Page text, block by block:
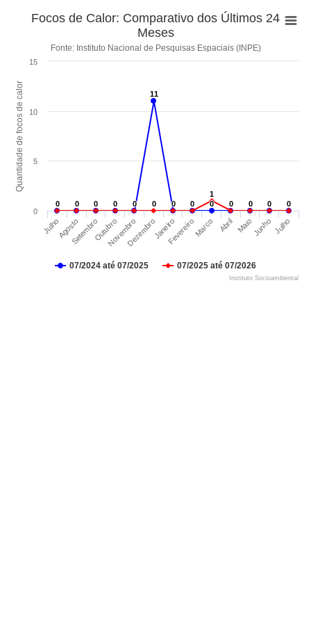
Quantidade de focos de calor
Focos de Calor: Comparativo dos Últimos 24
Meses
Fonte: Instituto Nacional de Pesquisas Espaciais (INPE)
0
0 0
0 0
0 0
0 0
0
11
11
0
0 0
0 0
0 0
0 0
0 0
0 0
0
0
0
1
1
07/2024 até 07/2025 07/2025 até 07/2026
JulhoAgostoSetembroOutubroNovembroDezembroJaneiroFevereiroMarco Abril MaioJunho Julho
0
5
10
15
Instituto Socioambiental